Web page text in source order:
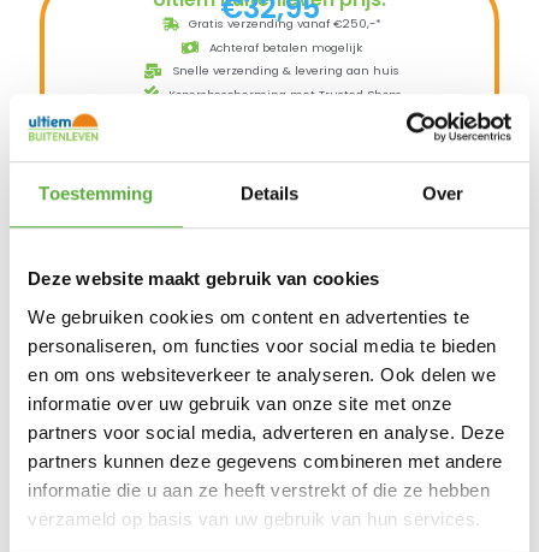
Toestemming Details Over
Deze website maakt gebruik van cookies
We gebruiken cookies om content en advertenties te
personaliseren, om functies voor social media te bieden
en om ons websiteverkeer te analyseren. Ook delen we
informatie over uw gebruik van onze site met onze
partners voor social media, adverteren en analyse. Deze
partners kunnen deze gegevens combineren met andere
informatie die u aan ze heeft verstrekt of die ze hebben
verzameld op basis van uw gebruik van hun services.
Gratis verzending vanaf €250,-*
Achteraf betalen mogelijk
Snelle verzending & levering aan huis
Kopersbescherming met Trusted Shops
14 op voorraad
In winkelmand
Je parasol is een waardevolle aanwinst in je
tuin. Hij biedt schaduw op zonnige dagen en
zorgt voor een comfortabele plek om te
ontspannen. Maar wat als het weer
omslaat? Een parasol kan beschadigd raken
door regen, wind, UV-straling en vuil. Daarom
is een goede beschermhoes onmisbaar.
Ademende parasolhoes geschikt voor
middenstokparasols ≤ Ø 4,0m rond en ≤
2,75×2,75m vierkant. Handige ingenaaide
stok om uw parasolhoes makkelijk over de
parasol te plaatsen zonder een trap te